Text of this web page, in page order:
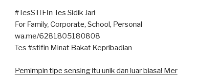
#TesSTIFIn Tes Sidik Jari
For Family, Corporate, School, Personal
wa.me/6281805180808
Tes #stifin Minat Bakat Kepribadian
Pemimpin tipe sensing itu unik dan luar biasa! Mer